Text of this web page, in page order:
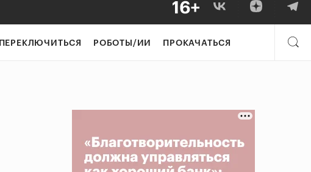
ПЕРЕКЛЮЧИТЬСЯ РОБОТЫ/ИИ ПРОКАЧАТЬСЯ